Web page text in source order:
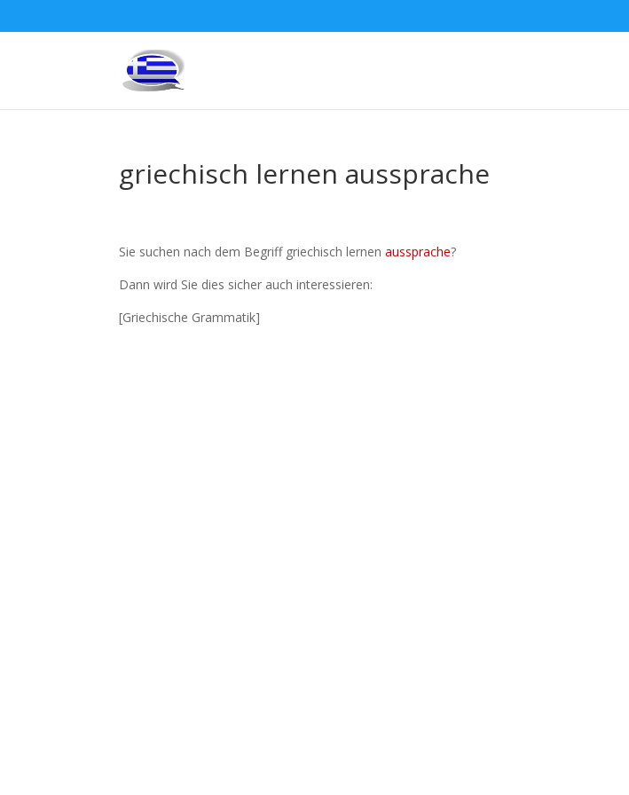
griechisch lernen aussprache
Sie suchen nach dem Begriff griechisch lernenaussprache?
Dann wird Sie dies sicher auch interessieren:
[Griechische Grammatik]